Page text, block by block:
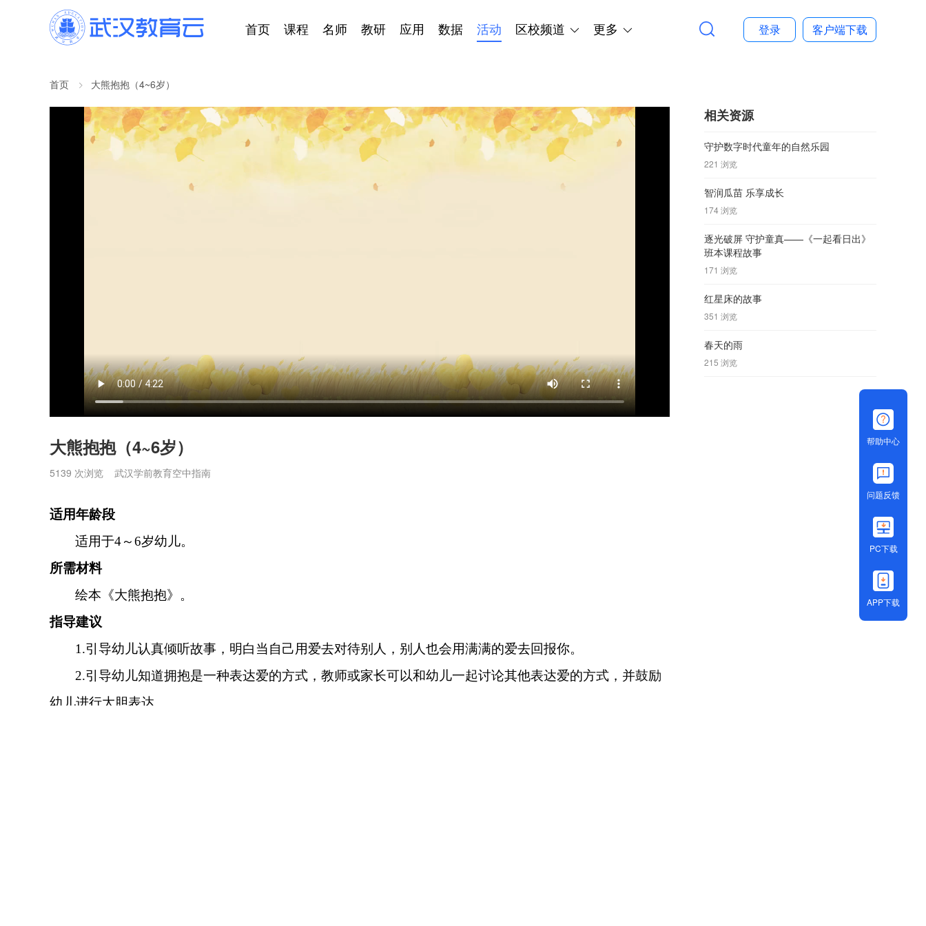
首页 课程 名师 教研 应用 数据 活动 区校频道 更多 登录 客户端下载
首页 大熊抱抱（4~6岁）
大熊抱抱（4~6岁）
5139 次浏览 武汉学前教育空中指南
适用年龄段
适用于4～6岁幼儿。
所需材料
绘本《大熊抱抱》。
指导建议
1.引导幼儿认真倾听故事，明白当自己用爱去对待别人，别人也会用满满的爱去回报你。
2.引导幼儿知道拥抱是一种表达爱的方式，教师或家长可以和幼儿一起讨论其他表达爱的方式，并鼓励
幼儿进行大胆表达。
相关资源
守护数字时代童年的自然乐园
221 浏览
智润瓜苗 乐享成长
174 浏览
逐光破屏 守护童真——《一起看日出》
班本课程故事
171 浏览
红星床的故事
351 浏览
春天的雨
215 浏览
帮助中心
问题反馈
PC下载
APP下载